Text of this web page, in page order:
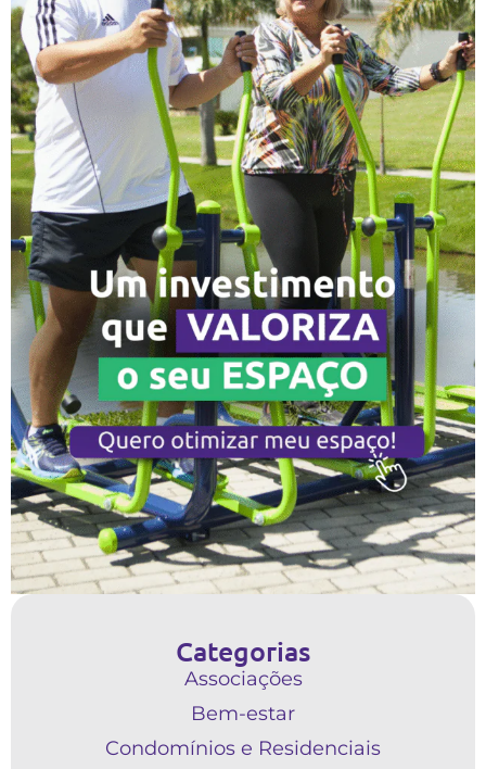
Categorias
Associações
Bem-estar
Condomínios e Residenciais